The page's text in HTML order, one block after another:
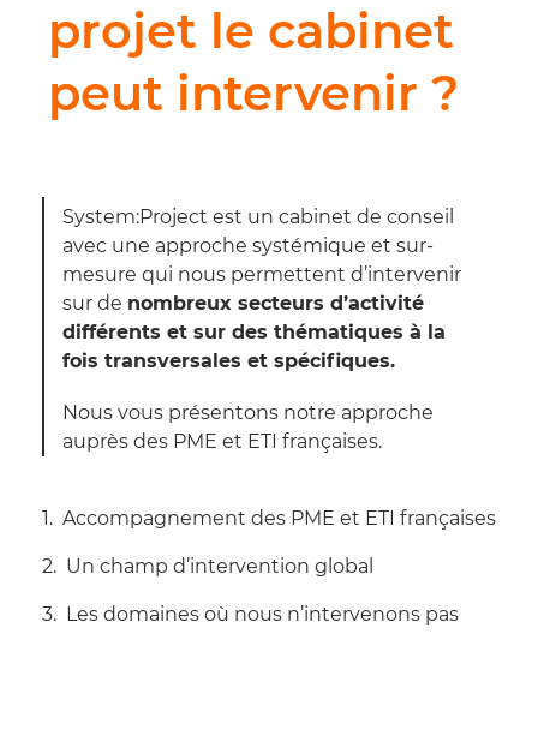
projet le cabinet
peut intervenir ?
System:Project est un cabinet de conseil
avec une approche systémique et sur-
mesure qui nous permettent d’intervenir
sur de nombreux secteurs d’activité
différents et sur des thématiques à la
fois transversales et spécifiques.
Nous vous présentons notre approche
auprès des PME et ETI françaises.
Accompagnement des PME et ETI françaises
Un champ d’intervention global
Les domaines où nous n’intervenons pas